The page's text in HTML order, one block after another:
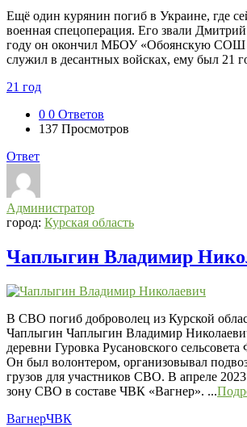
Ещё один курянин погиб в Украине, где
военная спецоперация. Его звали
году он окончил МБОУ «Обоянскую
служил в десантных войсках, ему был 21
21 год
0 0 Ответов
137 Просмотров
Ответ
Администратор
город: Курская область
Чаплыгин Владимир
В СВО погиб доброволец из Курской
Чаплыгин Чаплыгин Владимир
деревни Гуровка Русановского
Он был волонтером, организовывал
грузов для участников СВО. В апреле 2023
зону СВО в составе ЧВК «Вагнер». ...
ВагнерЧВК